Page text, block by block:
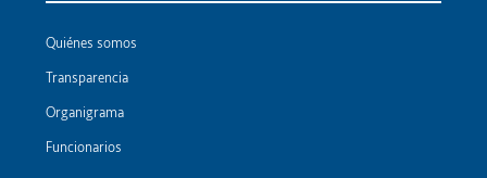
Quiénes somos
Transparencia
Organigrama
Funcionarios